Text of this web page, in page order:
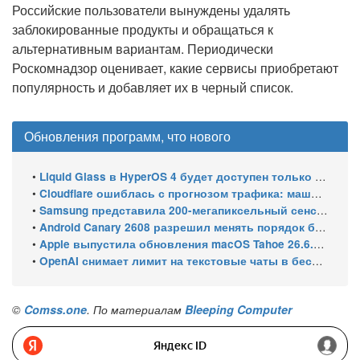
Российские пользователи вынуждены удалять
заблокированные продукты и обращаться к
альтернативным вариантам. Периодически
Роскомнадзор оценивает, какие сервисы приобретают
популярность и добавляет их в черный список.
Обновления программ, что нового
• Liquid Glass в HyperOS 4 будет доступен только на флагманских чипсетах
• Cloudflare ошиблась с прогнозом трафика: машины обошли людей в мае 2026
• Samsung представила 200-мегапиксельный сенсор ISOCELL HPC с DeepPix
• Android Canary 2608 разрешил менять порядок блоков шторки
• Apple выпустила обновления macOS Tahoe 26.6.1, Sequoia 15.7.9 и Sonoma 14.8.9 для устранения уязвимости общего доступа к экрану
• OpenAI снимает лимит на текстовые чаты в бесплатном ChatGPT
© Comss.one. По материалам Bleeping Computer